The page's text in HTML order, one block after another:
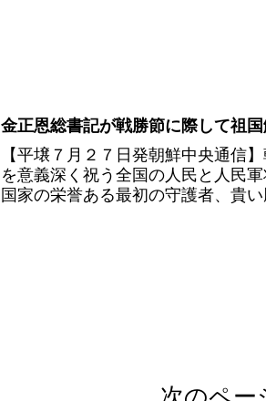
金正恩総書記が戦勝節に際して祖
【平壌７月２７日発朝鮮中央通信
を意義深く祝う全国の人民と人民
国家の栄誉ある最初の守護者、貴